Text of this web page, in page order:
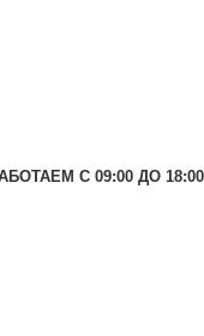
С 09:00 ДО 18:00